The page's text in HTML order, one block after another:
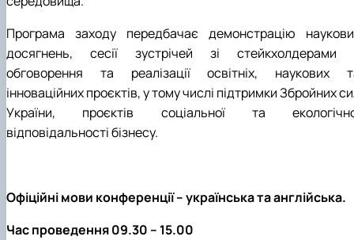
Програма заходу передбачає демонстрацію
досягнень, сесії зустрічей зі стейкхолдерами
обговорення та реалізації освітніх, наукових
інноваційних проєктів, у тому числі підтримки Збройних
України, проєктів соціальної та
відповідальності бізнесу.
Офіційні мови конференції – українська та англійська.
Час проведення 09.30 – 15.00